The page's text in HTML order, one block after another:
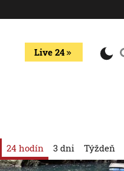
Live 24
24 hodín 3 dni Týždeň